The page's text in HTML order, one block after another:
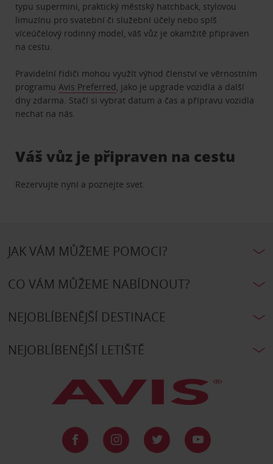
typu supermini, praktický městský hatchback, stylovou
limuzínu pro svatební či služební účely nebo spíš
víceúčelový rodinný model, váš vůz je okamžitě připraven
na cestu.
Pravidelní řidiči mohou využít výhod členství ve věrnostním
programuAvis Preferred, jako je upgrade vozidla a další
dny zdarma. Stačí si vybrat datum a čas a přípravu vozidla
nechat na nás.
Váš vůz je připraven na cestu
Rezervujte nyní a poznejte svet.
JAK VÁM MŮŽEME POMOCI?
CO VÁM MŮŽEME NABÍDNOUT?
NEJOBLÍBENĚJŠÍ DESTINACE
NEJOBLÍBENĚJŠÍ LETIŠTĚ